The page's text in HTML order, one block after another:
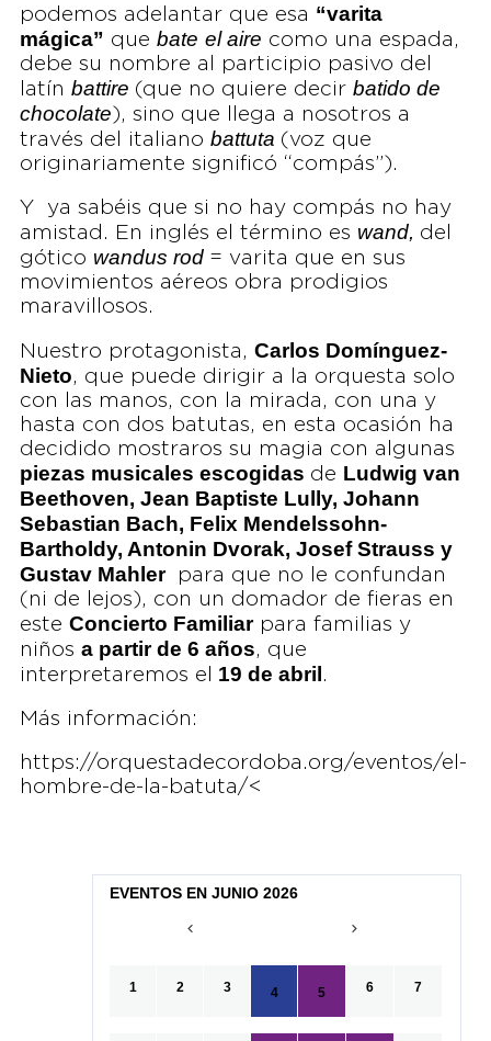
podemos adelantar que esa “varita
mágica” que bate el aire como una espada,
debe su nombre al participio pasivo del
latín battire (que no quiere decir batido de
chocolate ), sino que llega a nosotros a
través del italiano battuta (voz que
originariamente significó “compás”).
Y ya sabéis que si no hay compás no hay
amistad. En inglés el término es wand, del
gótico wandus rod = varita que en sus
movimientos aéreos obra prodigios
maravillosos.
Nuestro protagonista, Carlos Domínguez-
Nieto, que puede dirigir a la orquesta solo
con las manos, con la mirada, con una y
hasta con dos batutas, en esta ocasión ha
decidido mostraros su magia con algunas
piezas musicales escogidas de Ludwig van
Beethoven, Jean Baptiste Lully, Johann
Sebastian Bach, Felix Mendelssohn-
Bartholdy, Antonin Dvorak, Josef Strauss y
Gustav Mahler
para que no le confundan
(ni de lejos), con un domador de fieras en
este Concierto Familiarpara familias y
niños a partir de 6 años, que
interpretaremos el
19 de abril .
Más información:
https://orquestadecordoba.org/eventos/el-
hombre-de-la-batuta/<
EVENTOS EN JUNIO 2026
1 2 3 4 5 6 7